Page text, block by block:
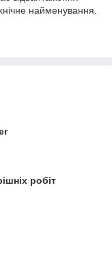
найменування.
робіт